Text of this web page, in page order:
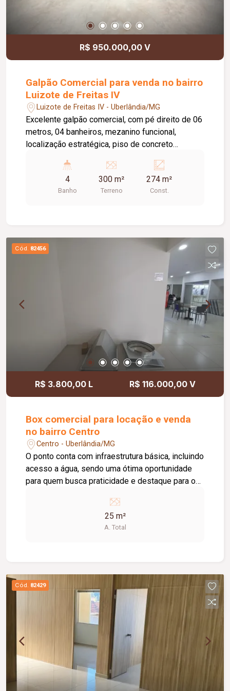
R$ 950.000,00 V
Galpão Comercial para venda no bairro
Luizote de Freitas IV
Luizote de Freitas IV - Uberlândia/MG
Excelente galpão comercial, com pé direito de 06
metros, 04 banheiros, mezanino funcional,
localização estratégica, piso de concreto
4
Banho
300 m²
Terreno
274 m²
Const.
Cód. 82456
R$ 3.800,00 L R$ 116.000,00 V
Box comercial para locação e venda
no bairro Centro
Centro - Uberlândia/MG
O ponto conta com infraestrutura básica, incluindo
acesso a água, sendo uma ótima oportunidade
para quem busca praticidade e destaque para o
opção para iniciar ou expandir sua atividade em
uma região estratégica da cidade, localizado em
frente à praça de alimentação da galeria.
25 m²
A. Total
Cód. 82429